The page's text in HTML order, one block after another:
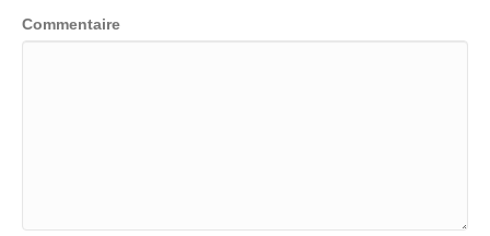
Commentaire